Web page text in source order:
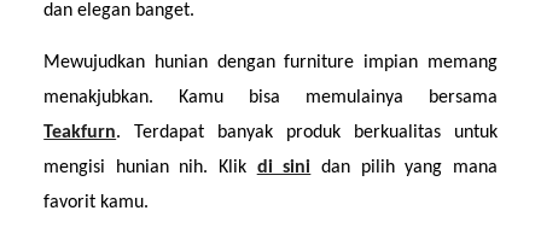
dan elegan banget.
Mewujudkan hunian dengan furniture impian memang
Teakfurn. Terdapat banyak produk berkualitas untuk
mengisi hunian nih. Klik di sini dan pilih yang mana
favorit kamu.